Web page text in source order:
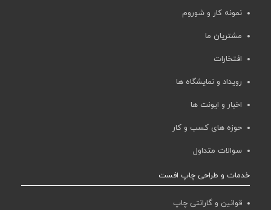
نمونه کار و شوروم
مشتریان ما
افتخارات
رویداد و نمایشگاه ها
اخبار و ایونت ها
حوزه های کسب و کار
سوالات متداول
خدمات و طراحی چاپ افست
قوانین و گارانتی چاپ